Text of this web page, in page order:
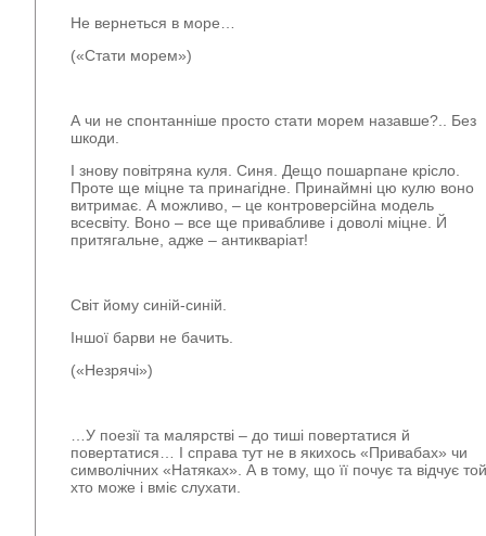
Не вернеться в море…
(«Стати морем»)
А чи не спонтанніше просто стати морем назавше?.. Без
шкоди.
І знову повітряна куля. Синя. Дещо пошарпане крісло.
Проте ще міцне та принагідне. Принаймні цю кулю воно
витримає. А можливо, – це контроверсійна модель
всесвіту. Воно – все ще привабливе і доволі міцне. Й
притягальне, адже – антикваріат!
Світ йому синій-синій.
Іншої барви не бачить.
(«Незрячі»)
…У поезії та малярстві – до тиші повертатися й
повертатися… І справа тут не в якихось «Привабах» чи
символічних «Натяках». А в тому, що її почує та відчує
хто може і вміє слухати.